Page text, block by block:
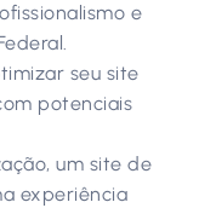
e
seu site
potenciais
um site de
experiência